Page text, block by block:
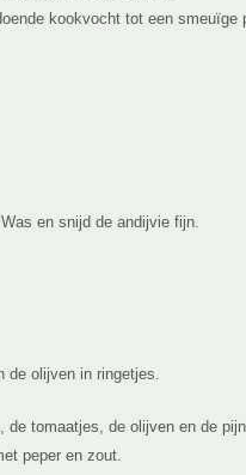
kookvocht tot een smeuïge
Was en snijd de andijvie fijn.
de olijven in ringetjes.
tomaatjes, de olijven en de
peper en zout.